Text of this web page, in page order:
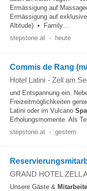
Ermässigung auf
Ermässigung auf exklusive
Altitude) • Family...
stepstone.at - heute
Commis de Rang
Hotel Latini - Zell am
und Entspannung ein.
Freizeitmöglichkeiten
Latini oder im Vulcano Spa
Erholungsmomente. Als
stepstone.at - gestern
GRAND HOTEL ZELL
Unsere Gäste &